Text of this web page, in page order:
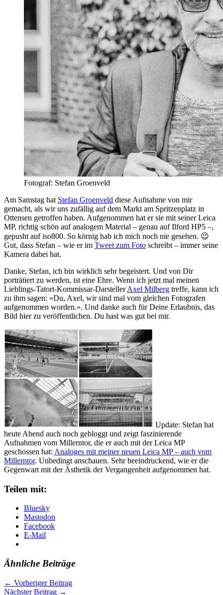
Fotograf: Stefan Groenveld
Am Samstag hat Stefan Groenveld diese Aufnahme von mir
gemacht, als wir uns zufällig auf dem Markt am Spritzenplatz in
Ottensen getroffen haben. Aufgenommen hat er sie mit seiner Leica
MP, richtig schön auf analogem Material – genau auf Ilford HP5 –,
gepusht auf iso800. So körnig hab ich mich noch nie gesehen. 😉
Gut, dass Stefan – wie er im Tweet zum Foto schreibt – immer seine
Kamera dabei hat.
Danke, Stefan, ich bin wirklich sehr begeistert. Und von Dir
porträtiert zu werden, ist eine Ehre. Wenn ich jetzt mal meinen
Lieblings-Tatort-Kommissar-DarstellerAxel Milberg treffe, kann ich
zu ihm sagen: «Du, Axel, wir sind mal vom gleichen Fotografen
aufgenommen worden.». Und danke auch für Deine Erlaubnis, das
Bild hier zu veröffentlichen. Du hast was gut bei mir.
Update: Stefan hat
heute Abend auch noch gebloggt und zeigt faszinierende
Aufnahmen vom Millerntor, die er auch mit der Leica MP
geschossen hat: Analoges mit meiner neuen Leica MP – auch vom
Millerntor. Unbedingt anschauen. Sehr beeindruckend, wie er die
Gegenwart mit der Ästhetik der Vergangenheit aufgenommen hat.
Teilen mit:
Bluesky
Mastodon
Facebook
E-Mail
Ähnliche Beiträge
← Vorheriger Beitrag
Nächster Beitrag →